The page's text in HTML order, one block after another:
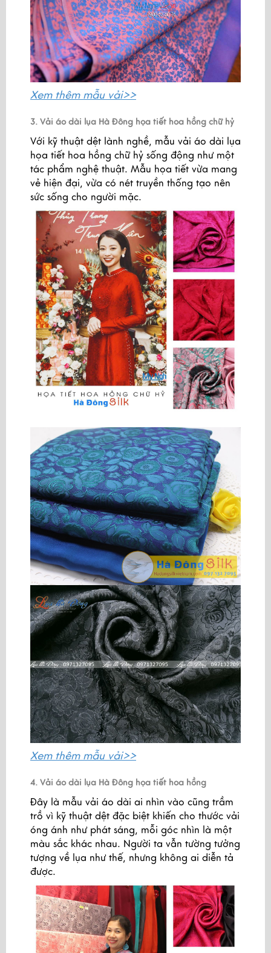
Xem thêmmẫu vải>>
3. Vải áo dài lụa Hà Đông họa tiết hoa hồng chữ hỷ
Với kỹ thuật dệt lành nghề, mẫu vải áo dài lụa
họa tiết hoa hồng chữ hỷ sống động như một
tác phẩm nghệ thuật. Mẫu họa tiết vừa mang
vẻ hiện đại, vừa có nét truyền thống tạo nên
sức sống cho người mặc.
Xem thêmmẫu vải>>
4. Vải áo dài lụa Hà Đông họa tiết hoa hồng
Đây là mẫu vải áo dài ai nhìn vào cũng trầm
trồ vì kỹ thuật dệt đặc biệt khiến cho thước vải
óng ánh như phát sáng, mỗi góc nhìn là một
màu sắc khác nhau. Người ta vẫn tường tưởng
tượng về lụa như thế, nhưng không ai diễn tả
được.